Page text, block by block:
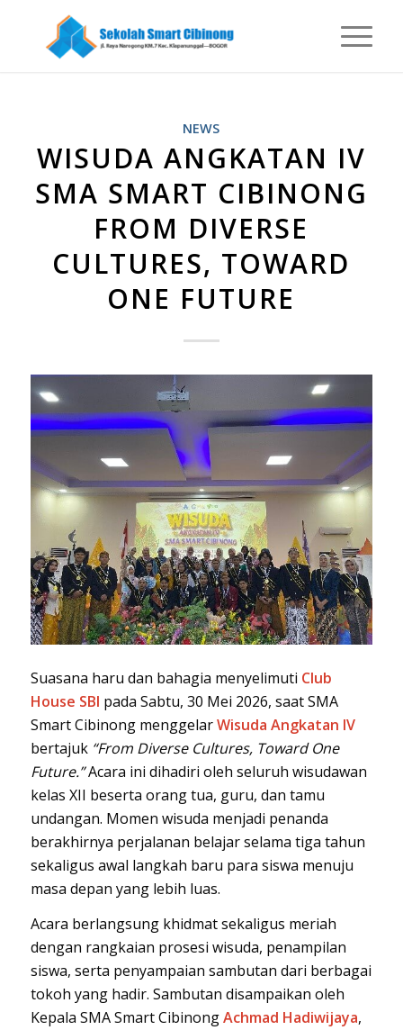
NEWS
WISUDA ANGKATAN IV
SMA SMART CIBINONG
FROM DIVERSE
CULTURES, TOWARD
ONE FUTURE
Suasana haru dan bahagia menyelimuti Club
House SBI pada Sabtu, 30 Mei 2026, saat SMA
Smart Cibinong menggelarWisuda Angkatan IV
bertajuk “From Diverse Cultures, Toward One
Future.”Acara ini dihadiri oleh seluruh wisudawan
kelas XII beserta orang tua, guru, dan tamu
undangan. Momen wisuda menjadi penanda
berakhirnya perjalanan belajar selama tiga tahun
sekaligus awal langkah baru para siswa menuju
masa depan yang lebih luas.
Acara berlangsung khidmat sekaligus meriah
dengan rangkaian prosesi wisuda, penampilan
siswa, serta penyampaian sambutan dari berbagai
tokoh yang hadir. Sambutan disampaikan oleh
Kepala SMA Smart CibinongAchmad Hadiwijaya,